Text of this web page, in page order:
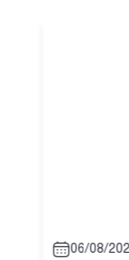
06/08/2026